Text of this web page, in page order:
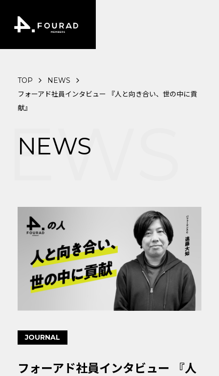
TOP
NEWS
フォーアド社員インタビュー 『人と向き合い、世の中に貢
献』
NEWS
JOURNAL
フォーアド社員インタビュー 『人